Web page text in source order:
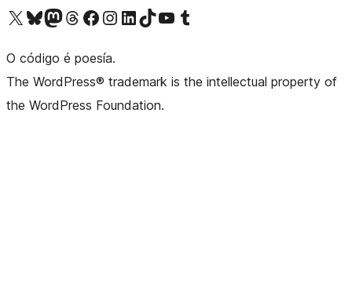
Visita la cuenta de X (anteriormente Twitter)
Visita a nosa conta de Bluesky
Visita a nosa conta de Mastodon
Visita a nosa conta de Threads
Visita a nosa páxina de Facebook
Visita a nosa conta de Instagram
Visita a nosa conta de LinkedIn
Visita a nosa conta de TikTok
Visita a nosa canle de YouTube
Visita a nosa conta de Tumblr
O código é poesía.
The WordPress® trademark is the intellectual property of
the WordPress Foundation.